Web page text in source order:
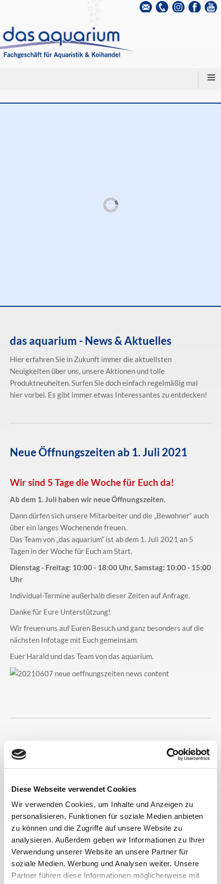
Diese Webseite verwendet Cookies
Wir verwenden Cookies, um Inhalte und Anzeigen zu
personalisieren, Funktionen für soziale Medien anbieten
zu können und die Zugriffe auf unsere Website zu
analysieren. Außerdem geben wir Informationen zu Ihrer
Verwendung unserer Website an unsere Partner für
soziale Medien, Werbung und Analysen weiter. Unsere
Partner führen diese Informationen möglicherweise mit
≡
das aquarium - News & Aktuelles
Hier erfahren Sie in Zukunft immer die aktuellsten
Neuigkeiten über uns, unsere Aktionen und tolle
Produktneuheiten. Surfen Sie doch einfach regelmäßig mal
hier vorbei. Es gibt immer etwas Interessantes zu entdecken!
Neue Öffnungszeiten ab 1. Juli 2021
Wir sind 5 Tage die Woche für Euch da!
Ab dem 1. Juli haben wir neue Öffnungszeiten.
Dann dürfen sich unsere Mitarbeiter und die „Bewohner“ auch
über ein langes Wochenende freuen.
Das Team von „das aquarium“ ist ab dem 1. Juli 2021 an 5
Tagen in der Woche für Euch am Start.
Dienstag - Freitag: 10:00 - 18:00 Uhr, Samstag: 10:00 - 15:00
Uhr
Individual-Termine außerhalb dieser Zeiten auf Anfrage.
Danke für Eure Unterstützung!
Wir freuen uns auf Euren Besuch und ganz besonders auf die
nächsten Infotage mit Euch gemeinsam.
Euer Harald und das Team von das aquarium.
Wir suchen Verstärkung für das Team Aquaristik und Teich
Mit interessanten Videos.Schauen Sie direkt vorbeioder
stöbern Sie durch die letzten Videos in unsererMediathek